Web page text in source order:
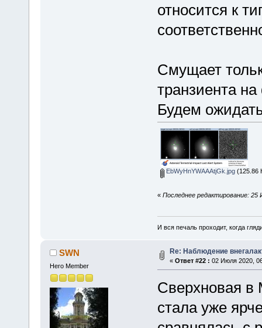
относится к
Смущает
транзиента
Будем
EbWyHnYWAAAtjGk.jpg(125.86
« Последнее редактирование: 25
И вся печаль проходит, когда
SWN
Hero Member
Re: Наблюдение
« Ответ #22 : 02 Июля 2020,
Сверхновая в
стала уже